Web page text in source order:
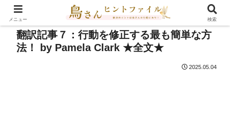
翻訳記事７：行動を修正する最も簡単な方
法！ by Pamela Clark ★全文★
2025.05.04
メニュー 検索